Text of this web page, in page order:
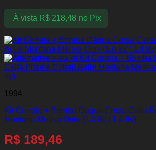
À vista R$218,48 no Pix
1994
Kit Correia + Bomba Dágua Corsa Celta
Montana Meriva Onix (1.0 8v / 1.4 8v)
R$ 189,46